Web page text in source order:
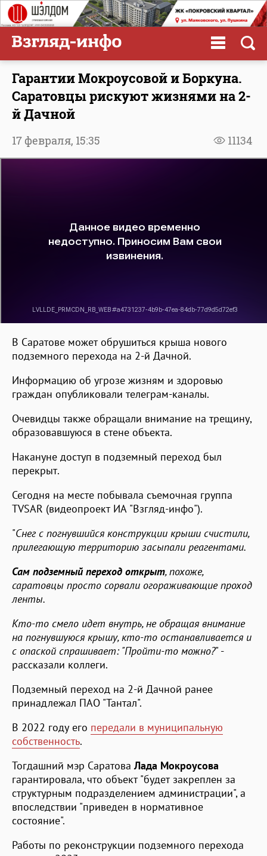
Гарантии Мокроусовой и Боркуна.
Саратовцы рискуют жизнями на 2-
й Дачной
11134
17 февраля, 15:35
В Саратове может обрушиться крыша нового
подземного перехода на 2-й Дачной.
Информацию об угрозе жизням и здоровью
граждан опубликовали телеграм-каналы.
Очевидцы также обращали внимание на трещину,
образовавшуюся в стене объекта.
Накануне доступ в подземный переход был
перекрыт.
Сегодня на месте побывала съемочная группа
TVSAR (видеопроект ИА "Взгляд-инфо").
"Снег с погнувшийся конструкции крыши счистили,
прилегающую территорию засыпали реагентами.
Сам подземный переход открыт, похоже,
саратовцы просто сорвали огораживающие проход
ленты.
Кто-то смело идет внутрь, не обращая внимание
на погнувшуюся крышу, кто-то останавливается и
с опаской спрашивает: "Пройти-то можно?" -
рассказали коллеги.
Подземный переход на 2-й Дачной ранее
принадлежал ПАО "Тантал".
В 2022 году его передали в муниципальную
собственность.
Тогдашний мэр СаратоваЛада Мокроусова
гарантировала, что объект "будет закреплен за
структурным подразделением администрации", а
впоследствии "приведен в нормативное
состояние".
Работы по реконструкции подземного перехода